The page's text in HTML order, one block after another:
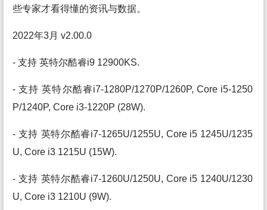
些专家才看得懂的资讯与数据。
2022年3月 v2.00.0
- 支持 英特尔酷睿i9 12900KS.
- 支持 英特尔酷睿i7-1280P/1270P/1260P, Core i5-1250
P/1240P, Core i3-1220P (28W).
- 支持 英特尔酷睿i7-1265U/1255U, Core i5 1245U/1235
U, Core i3 1215U (15W).
- 支持 英特尔酷睿i7-1260U/1250U, Core i5 1240U/1230
U, Core i3 1210U (9W).